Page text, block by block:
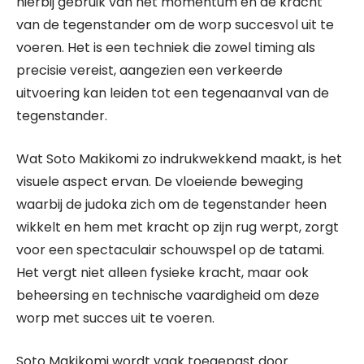
van de tegenstander om de worp succesvol uit te
voeren. Het is een techniek die zowel timing als
precisie vereist, aangezien een verkeerde
uitvoering kan leiden tot een tegenaanval van de
tegenstander.
Wat Soto Makikomi zo indrukwekkend maakt, is het
visuele aspect ervan. De vloeiende beweging
waarbij de judoka zich om de tegenstander heen
wikkelt en hem met kracht op zijn rug werpt, zorgt
voor een spectaculair schouwspel op de tatami.
Het vergt niet alleen fysieke kracht, maar ook
beheersing en technische vaardigheid om deze
worp met succes uit te voeren.